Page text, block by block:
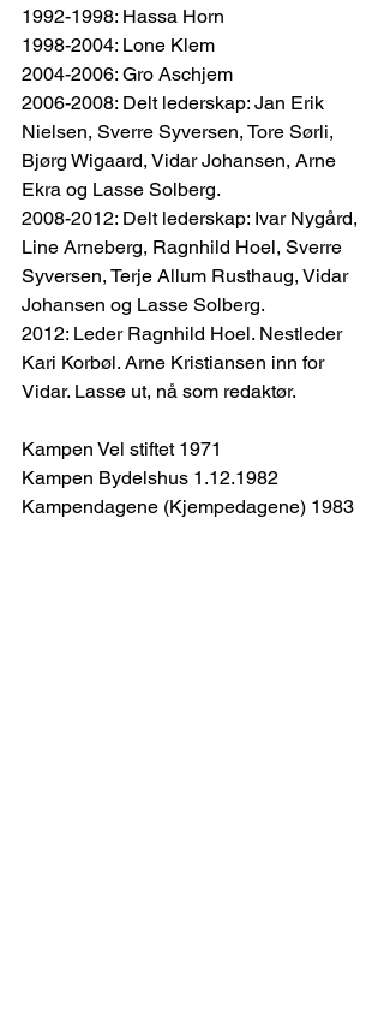
1992-1998: Hassa Horn
1998-2004: Lone Klem
2004-2006: Gro Aschjem
2006-2008: Delt lederskap: Jan Erik
Nielsen, Sverre Syversen, Tore Sørli,
Bjørg Wigaard, Vidar Johansen, Arne
Ekra og Lasse Solberg.
2008-2012: Delt lederskap: Ivar Nygård,
Line Arneberg, Ragnhild Hoel, Sverre
Syversen, Terje Allum Rusthaug, Vidar
Johansen og Lasse Solberg.
2012: Leder Ragnhild Hoel. Nestleder
Kari Korbøl. Arne Kristiansen inn for
Vidar. Lasse ut, nå som redaktør.
Kampen Vel stiftet 1971
Kampen Bydelshus 1.12.1982
Kampendagene (Kjempedagene) 1983